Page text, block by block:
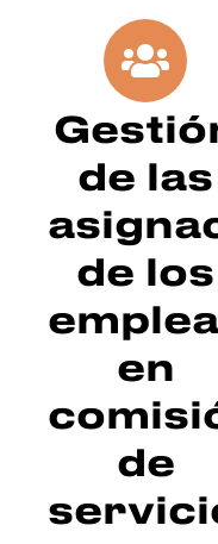
de las
de los
en
de